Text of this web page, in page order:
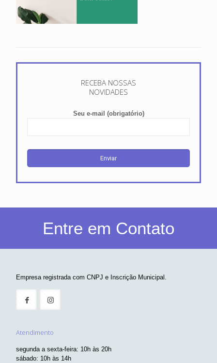
RECEBA NOSSAS
NOVIDADES
Seu e-mail (obrigatório)
Entre em Contato
Empresa registrada com CNPJ e Inscrição Municipal.
Atendimento
segunda a sexta-feira: 10h às 20h
sábado: 10h às 14h